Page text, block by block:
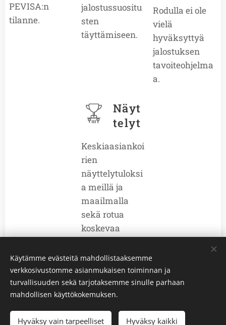
PEVISA:n
tilanne.
jalostussuositu
sten
täyttämiseen.
Rodulla ei ole
vielä
hyväksyttyä
jalostuksen
tavoiteohjelma
a.
Näyt
telyt
Keskiaasiankoi
rien
näyttelytuloksi
a meillä ja
maailmalla
sekä rotua
koskevaa
Käytämme evästeitä mahdollistaaksemme
verkkosivustomme asianmukaisen toiminnan ja
turvallisuuden sekä tarjotaksemme sinulle parhaan
mahdollisen käyttökokemuksen.
Hyväksy vain tarpeelliset Hyväksy kaikki